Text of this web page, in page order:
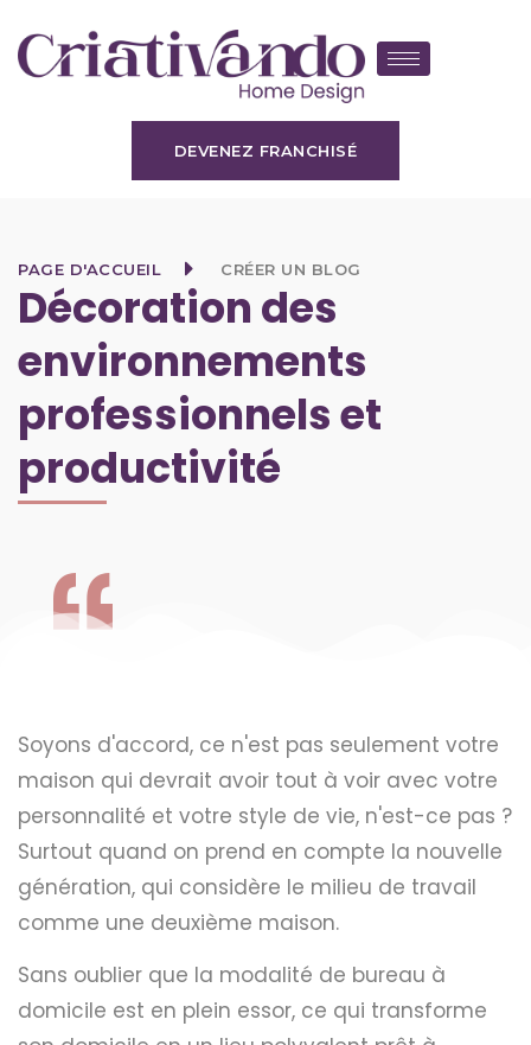
DEVENEZ FRANCHISÉ
PAGE D'ACCUEIL CRÉER UN BLOG
Décoration des
environnements
professionnels et
productivité
Soyons d'accord, ce n'est pas seulement votre
maison qui devrait avoir tout à voir avec votre
personnalité et votre style de vie, n'est-ce pas ?
Surtout quand on prend en compte la nouvelle
génération, qui considère le milieu de travail
comme une deuxième maison.
Sans oublier que la modalité de bureau à
domicile est en plein essor, ce qui transforme